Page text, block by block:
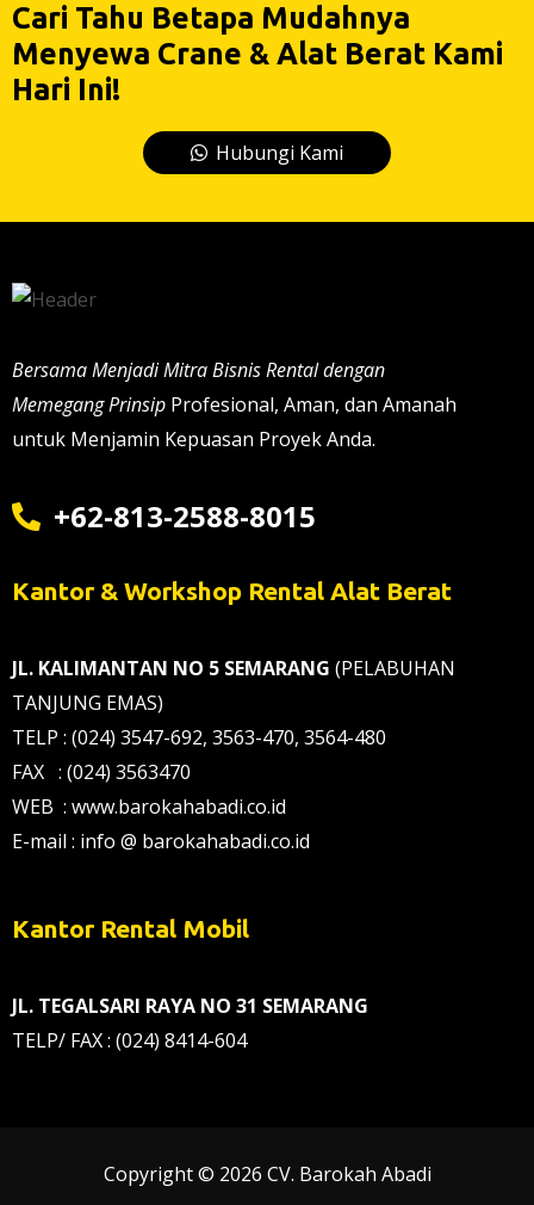
Cari Tahu Betapa Mudahnya
Menyewa Crane & Alat Berat Kami
Hari Ini!
Hubungi Kami
Bersama Menjadi Mitra Bisnis Rental dengan
Memegang Prinsip Profesional, Aman, dan Amanah
untuk Menjamin Kepuasan Proyek Anda.
+62-813-2588-8015
Kantor & Workshop Rental Alat Berat
JL. KALIMANTAN NO 5 SEMARANG (PELABUHAN
TANJUNG EMAS)
TELP : (024) 3547-692, 3563-470, 3564-480
FAX : (024) 3563470
WEB : www.barokahabadi.co.id
E-mail : info @ barokahabadi.co.id
Kantor Rental Mobil
JL. TEGALSARI RAYA NO 31 SEMARANG
TELP/ FAX : (024) 8414-604
Copyright © 2026 CV. Barokah Abadi